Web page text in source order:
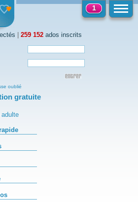
| 259 152 ados inscrits
1
oublié
gratuite